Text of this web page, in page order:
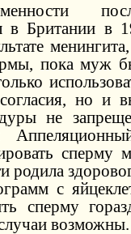
в Британии в
пока муж
но и
не
родила
с
сперму
возможны.